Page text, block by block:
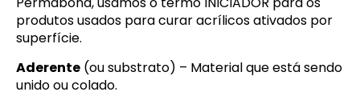
produtos usados para curar acrílicos ativados por
superfície.
Aderente (ou substrato) – Material que está sendo
unido ou colado.